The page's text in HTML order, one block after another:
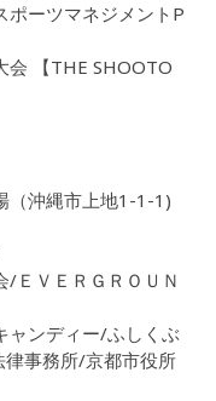
ポーツマネジメントP
会 【THE SHOOTO
（沖縄市上地1-1-1)
/ＥＶＥＲＧＲＯＵＮ
ャンディー/ふしくぶ
事務所/京都市役所